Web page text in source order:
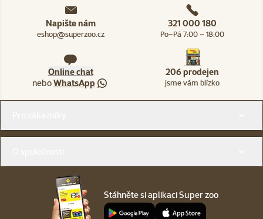
Napište nám
eshop@superzoo.cz
321 000 180
Po–Pá 7:00 – 18:00
Online chat
neboWhatsApp
206 prodejen
jsme vám blízko
Stáhněte si aplikaci Super zoo